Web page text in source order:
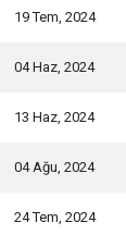
19 Tem, 2024
04 Haz, 2024
13 Haz, 2024
04 Ağu, 2024
24 Tem, 2024